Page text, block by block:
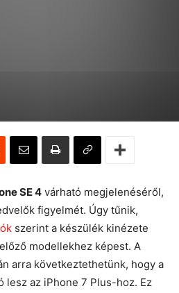
SE 4 várható megjelenéséről,
figyelmét. Úgy tűnik,
szerint a készülék kinézete
modellekhez képest. A
arra következtethetünk, hogy a
lesz az iPhone 7 Plus-hoz. Ez